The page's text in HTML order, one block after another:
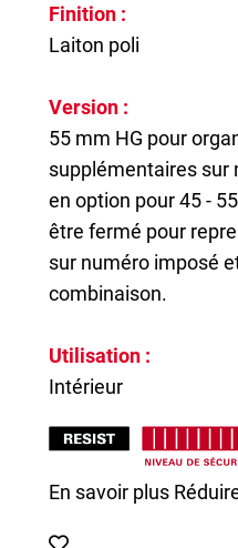
Finition :
Laiton poli
Version :
55 mm HG pour
supplémentaires sur
en option pour 45 -
être fermé pour
sur numéro imposé
combinaison.
Utilisation :
Intérieur
En savoir plus